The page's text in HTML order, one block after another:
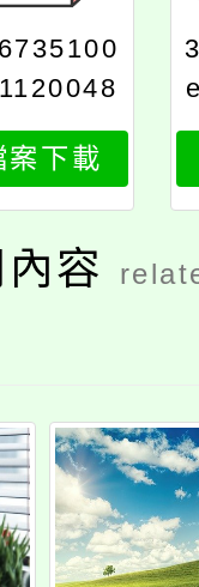
1
案下載
容